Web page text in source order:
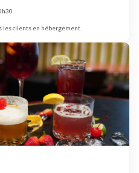
les clients en hébergement.